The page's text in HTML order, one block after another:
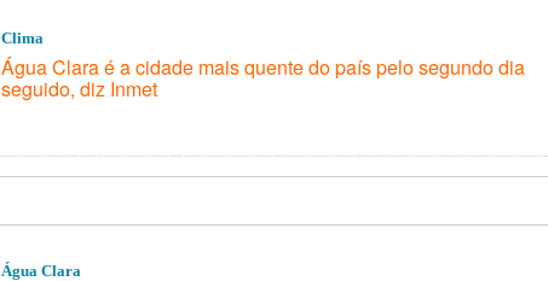
Clima
Água Clara é a cidade mais quente do país pelo segundo dia
seguido, diz Inmet
Água Clara